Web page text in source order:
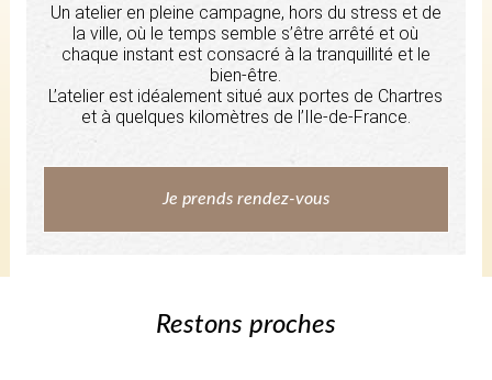
Un atelier en pleine campagne, hors du stress et de
la ville, où le temps semble s’être arrêté et où
chaque instant est consacré à la tranquillité et le
bien-être.
L’atelier est idéalement situé aux portes de Chartres
et à quelques kilomètres de l’Ile-de-France.
Je prends rendez-vous
Restons proches